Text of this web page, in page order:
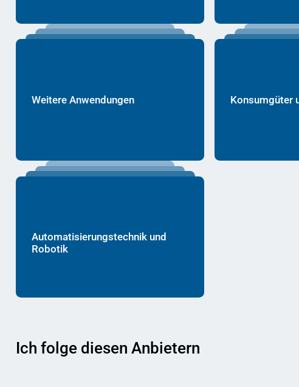
Weitere Anwendungen Konsumgüter
Automatisierungstechnik und
Robotik
Ich folge diesen Anbietern